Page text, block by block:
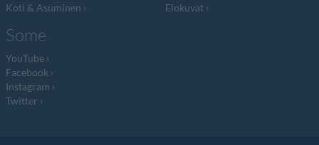
Koti & Asuminen
Elokuvat
Some
YouTube
Facebook
Instagram
Twitter